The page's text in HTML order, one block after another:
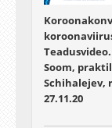
Soom,
Schihalejev,
27.11.20